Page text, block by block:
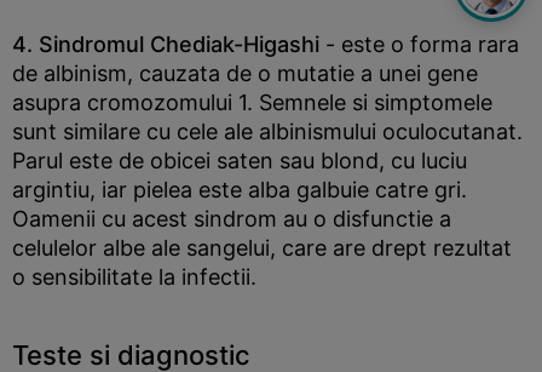
4. Sindromul Chediak-Higashi - este o forma rara
de albinism, cauzata de o mutatie a unei gene
asupra cromozomului 1. Semnele si simptomele
sunt similare cu cele ale albinismului oculocutanat.
Parul este de obicei saten sau blond, cu luciu
argintiu, iar pielea este alba galbuie catre gri.
Oamenii cu acest sindrom au o disfunctie a
celulelor albe ale sangelui, care are drept rezultat
o sensibilitate la infectii.
Teste si diagnostic